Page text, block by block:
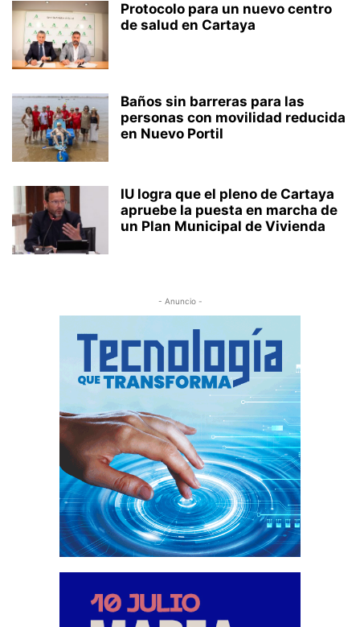
Protocolo para un nuevo centro
de salud en Cartaya
Baños sin barreras para las
personas con movilidad reducida
en Nuevo Portil
IU logra que el pleno de Cartaya
apruebe la puesta en marcha de
un Plan Municipal de Vivienda
- Anuncio -